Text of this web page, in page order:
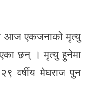
आज एकजनाको मृत्यु
छन् । मृत्यु हुनेमा
वर्षीय मेघराज पुन